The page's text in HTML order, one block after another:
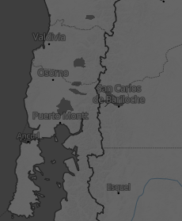
22:45 23:00 23:15